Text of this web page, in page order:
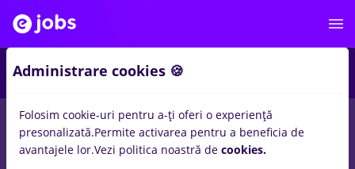
Salarii Full time Part time Fără experiență
Administrare cookies 🍪
Folosim cookie-uri pentru a-ți oferi o experiență
presonalizată.Permite activarea pentru a beneficia de
avantajele lor.Vezi politica noastră de cookies.